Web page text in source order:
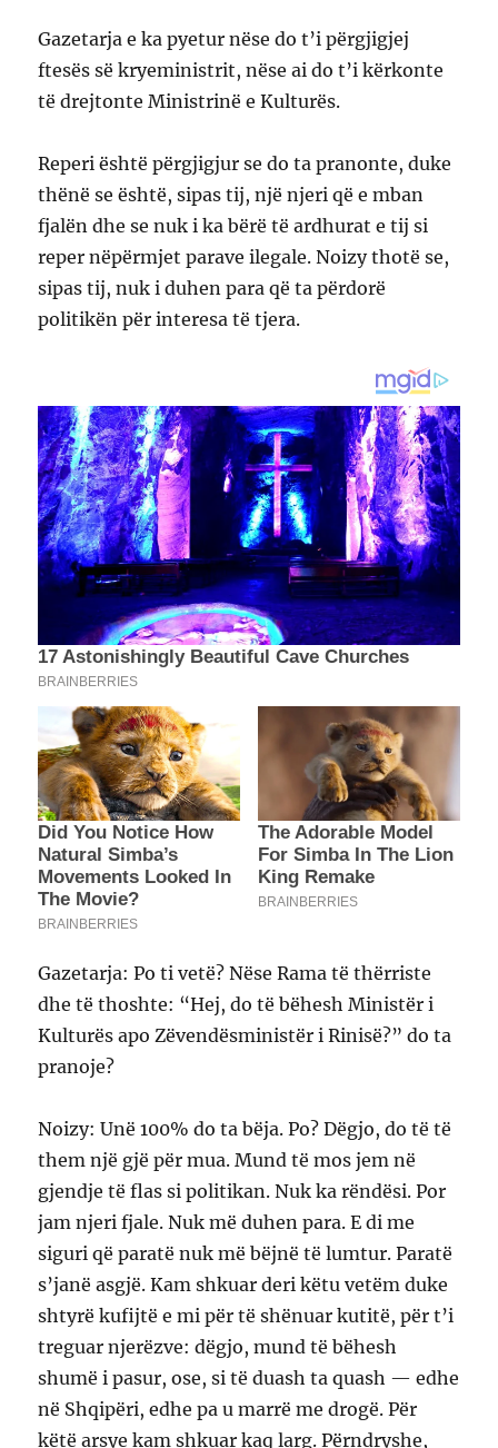
Gazetarja e ka pyetur nëse do t’i përgjigjej
ftesës së kryeministrit, nëse ai do t’i kërkonte
të drejtonte Ministrinë e Kulturës.
Reperi është përgjigjur se do ta pranonte, duke
thënë se është, sipas tij, një njeri që e mban
fjalën dhe se nuk i ka bërë të ardhurat e tij si
reper nëpërmjet parave ilegale. Noizy thotë se,
sipas tij, nuk i duhen para që ta përdorë
politikën për interesa të tjera.
Gazetarja: Po ti vetë? Nëse Rama të thërriste
dhe të thoshte: “Hej, do të bëhesh Ministër i
Kulturës apo Zëvendësministër i Rinisë?” do ta
pranoje?
Noizy: Unë 100% do ta bëja. Po? Dëgjo, do të të
them një gjë për mua. Mund të mos jem në
gjendje të flas si politikan. Nuk ka rëndësi. Por
jam njeri fjale. Nuk më duhen para. E di me
siguri që paratë nuk më bëjnë të lumtur. Paratë
s’janë asgjë. Kam shkuar deri këtu vetëm duke
shtyrë kufijtë e mi për të shënuar kutitë, për t’i
treguar njerëzve: dëgjo, mund të bëhesh
shumë i pasur, ose, si të duash ta quash — edhe
në Shqipëri, edhe pa u marrë me drogë. Për
këtë arsye kam shkuar kaq larg. Përndryshe,